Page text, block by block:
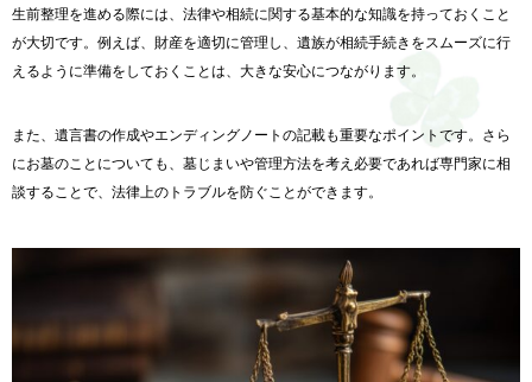
生前整理を進める際には、 法律や相続に関する基本的な知識を持っておくこと
が大切です。 例えば、財産を適切に管理し、 遺族が相続手続きをスムーズに行
えるように準備をしておくことは、大きな安心につながります。
また、 遺言書の作成やエンディングノートの記載も重要なポイントです。 さら
にお墓のことについても、墓じまいや管理方法を考え必要であれば専門家に相
談することで、 法律上のトラブルを防ぐことができます。